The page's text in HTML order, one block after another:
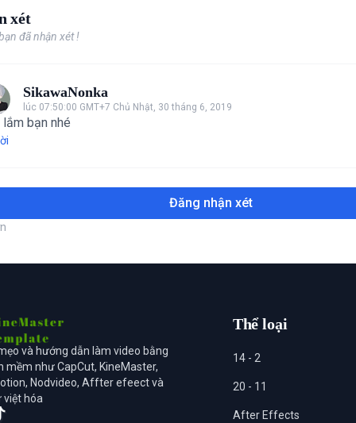
xét
đã nhận xét !
SikawaNonka
lúc 07:50:00 GMT+7 Chủ Nhật, 30 tháng 6, 2019
lắm bạn nhé
Đăng nhận xét
và hướng dẫn làm video bằng
mềm như CapCut, KineMaster,
Nodvideo, Affter efeect và
hóa
Thể loại
14 - 2
20 - 11
After Effects